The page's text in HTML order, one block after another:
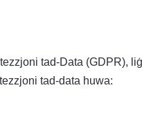
tad-Data (GDPR),
tad-data huwa: